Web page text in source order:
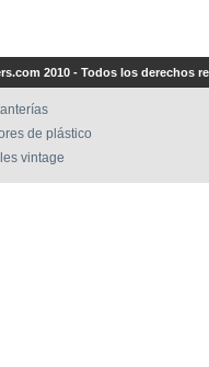
2010 - Todos los derechos
de plástico
vintage